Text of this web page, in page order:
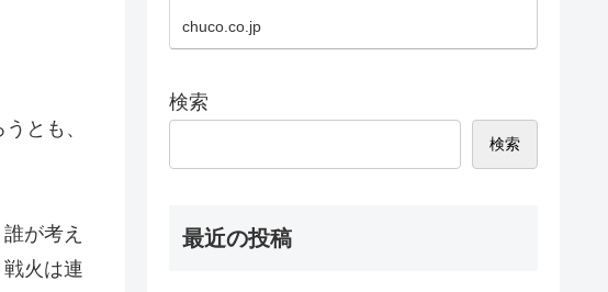
とも、
が考え
火は連
chuco.co.jp
検索
検索
最近の投稿